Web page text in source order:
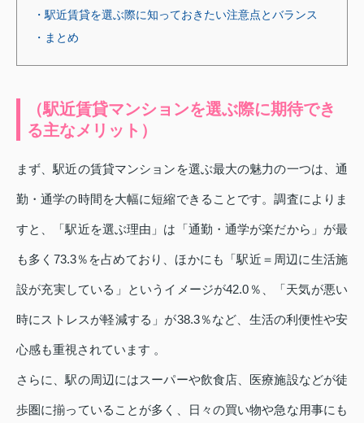
・駅近賃貸を選ぶ際に知っておきたい注意点とバランス
・まとめ
（駅近賃貸マンションを選ぶ際に期待でき
る主なメリット）
まず、駅近の賃貸マンションを選ぶ最大の魅力の一つは、通
勤・通学の時間を大幅に短縮できることです。調査によりま
すと、「駅近を選ぶ理由」は「通勤・通学が楽だから」が最
も多く73.3％を占めており、ほかにも「駅近＝周辺に生活施
設が充実している」というイメージが42.0％、「天気が悪い
時にストレスが軽減する」が38.3％など、生活の利便性や安
心感も重視されています 。
さらに、駅の周辺にはスーパーや飲食店、医療施設などが徒
歩圏に揃っていることが多く、日々の買い物や急な用事にも